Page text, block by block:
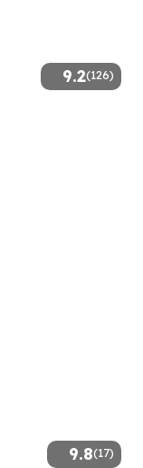
9.2(126)
9.8(17)